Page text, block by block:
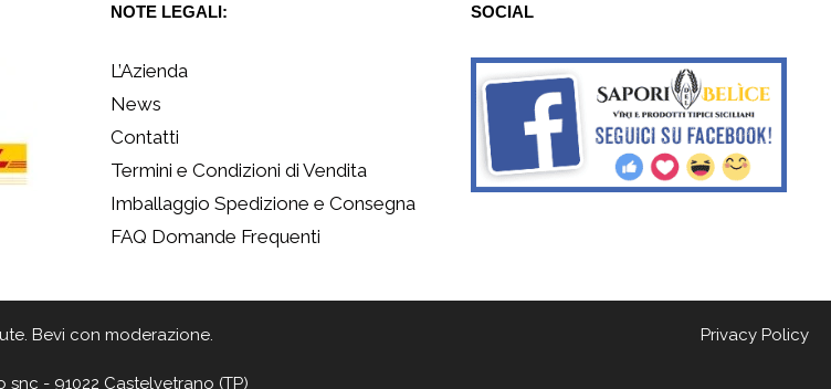
NOTE LEGALI:
L’Azienda
News
Contatti
Termini e Condizioni di Vendita
Imballaggio Spedizione e Consegna
FAQ Domande Frequenti
SOCIAL
Privacy Policy
Bevi con moderazione.
- 91022 Castelvetrano (TP)